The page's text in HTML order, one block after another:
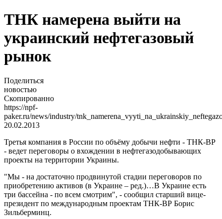
ТНК намерена выйти на
украинский нефтегазовый
рынок
Поделиться
новостью
Скопированно
https://npf-
paker.ru/news/industry/
20.02.2013
Третья компания в России по объёму добычи нефти - ТНК-ВP
- ведет переговоры о вхождении в нефтегазодобывающих
проекты на территории Украины.
"Мы - на достаточно продвинутой стадии переговоров по
приобретению активов (в Украине – ред.)…В Украине есть
три бассейна - по всем смотрим", - сообщил старший вице-
президент по международным проектам ТНК-ВР Борис
Зильберминц.